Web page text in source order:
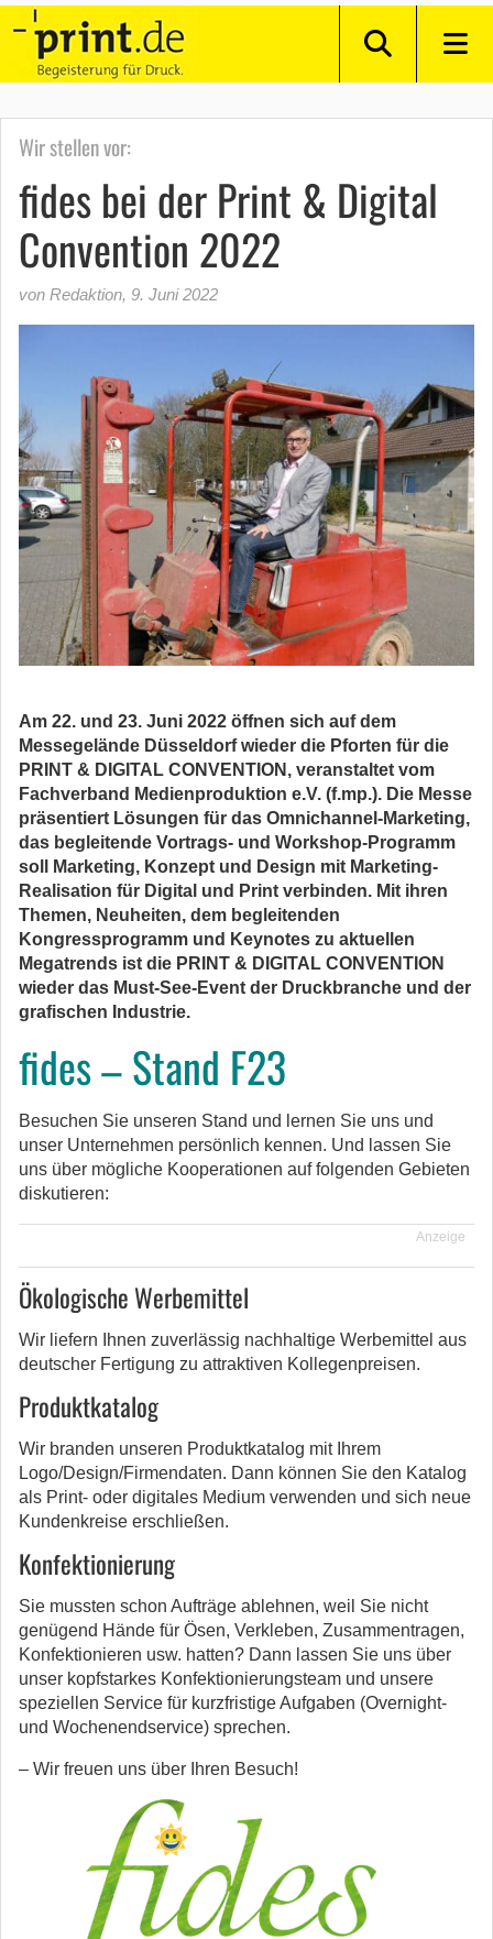
Wir stellen vor:
fides bei der Print & Digital
Convention 2022
von Redaktion, 9. Juni 2022
Am 22. und 23. Juni 2022 öffnen sich auf dem
Messegelände Düsseldorf wieder die Pforten für die
PRINT & DIGITAL CONVENTION, veranstaltet vom
Fachverband Medienproduktion e.V. (f.mp.). Die Messe
präsentiert Lösungen für das Omnichannel-Marketing,
das begleitende Vortrags- und Workshop-Programm
soll Marketing, Konzept und Design mit Marketing-
Realisation für Digital und Print verbinden. Mit ihren
Themen, Neuheiten, dem begleitenden
Kongressprogramm und Keynotes zu aktuellen
Megatrends ist die PRINT & DIGITAL CONVENTION
wieder das Must-See-Event der Druckbranche und der
grafischen Industrie.
fides – Stand F23
Besuchen Sie unseren Stand und lernen Sie uns und
unser Unternehmen persönlich kennen. Und lassen Sie
uns über mögliche Kooperationen auf folgenden Gebieten
diskutieren:
Anzeige
Ökologische Werbemittel
Wir liefern Ihnen zuverlässig nachhaltige Werbemittel aus
deutscher Fertigung zu attraktiven Kollegenpreisen.
Produktkatalog
Wir branden unseren Produktkatalog mit Ihrem
Logo/Design/Firmendaten. Dann können Sie den Katalog
als Print- oder digitales Medium verwenden und sich neue
Kundenkreise erschließen.
Konfektionierung
Sie mussten schon Aufträge ablehnen, weil Sie nicht
genügend Hände für Ösen, Verkleben, Zusammentragen,
Konfektionieren usw. hatten? Dann lassen Sie uns über
unser kopfstarkes Konfektionierungsteam und unsere
speziellen Service für kurzfristige Aufgaben (Overnight-
und Wochenendservice) sprechen.
– Wir freuen uns über Ihren Besuch!